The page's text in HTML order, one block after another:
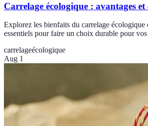
Carrelage écologique : avantages
Explorez les bienfaits du carrelage écologique
essentiels pour faire un choix durable pour
carrelageécologique
Aug 1